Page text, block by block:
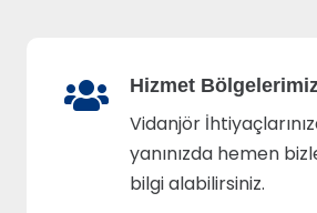
Hizmet
Vidanjör
yanınızda hemen
bilgi alabilirsiniz.